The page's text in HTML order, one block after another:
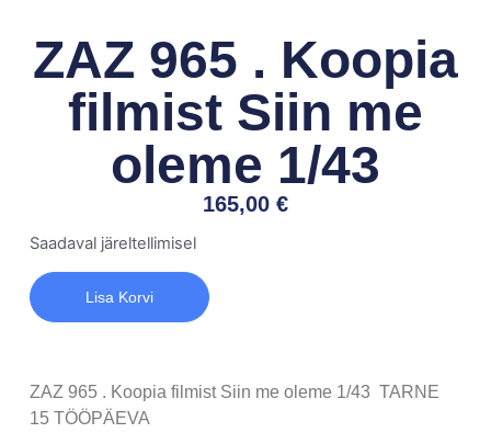
ZAZ 965 . Koopia
filmist Siin me
oleme 1/43
165,00 €
Saadaval järeltellimisel
Lisa Korvi
ZAZ 965 . Koopia filmist Siin me oleme 1/43 TARNE
15 TÖÖPÄEVA